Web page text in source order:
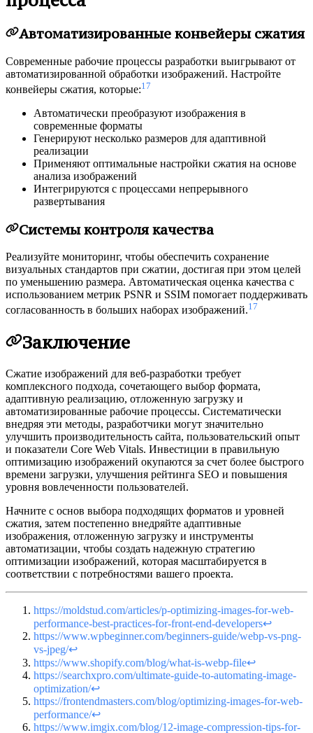
Автоматизированные конвейеры сжатия
Современные рабочие процессы разработки выигрывают от
автоматизированной обработки изображений. Настройте
конвейеры сжатия, которые:17
Автоматически преобразуют изображения в
современные форматы
Генерируют несколько размеров для адаптивной
реализации
Применяют оптимальные настройки сжатия на основе
анализа изображений
Интегрируются с процессами непрерывного
развертывания
Системы контроля качества
Реализуйте мониторинг, чтобы обеспечить сохранение
визуальных стандартов при сжатии, достигая при этом целей
по уменьшению размера. Автоматическая оценка качества с
использованием метрик PSNR и SSIM помогает поддерживать
согласованность в больших наборах изображений.17
Заключение
Сжатие изображений для веб-разработки требует
комплексного подхода, сочетающего выбор формата,
адаптивную реализацию, отложенную загрузку и
автоматизированные рабочие процессы. Систематически
внедряя эти методы, разработчики могут значительно
улучшить производительность сайта, пользовательский опыт
и показатели Core Web Vitals. Инвестиции в правильную
оптимизацию изображений окупаются за счет более быстрого
времени загрузки, улучшения рейтинга SEO и повышения
уровня вовлеченности пользователей.
Начните с основ выбора подходящих форматов и уровней
сжатия, затем постепенно внедряйте адаптивные
изображения, отложенную загрузку и инструменты
автоматизации, чтобы создать надежную стратегию
оптимизации изображений, которая масштабируется в
соответствии с потребностями вашего проекта.
https://moldstud.com/articles/p-optimizing-images-for-web-
performance-best-practices-for-front-end-developers↩
https://www.wpbeginner.com/beginners-guide/webp-vs-png-
vs-jpeg/↩
https://www.shopify.com/blog/what-is-webp-file↩
https://searchxpro.com/ultimate-guide-to-automating-image-
optimization/↩
https://frontendmasters.com/blog/optimizing-images-for-web-
performance/↩
https://www.imgix.com/blog/12-image-compression-tips-for-